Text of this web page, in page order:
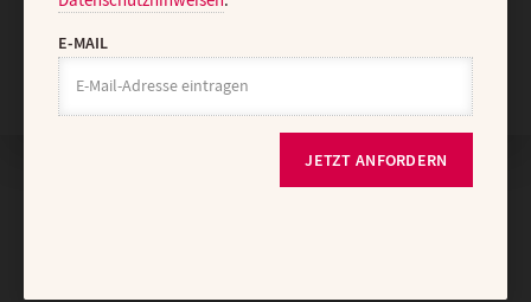
Nach oben
E-MAIL
JETZT ANFORDERN